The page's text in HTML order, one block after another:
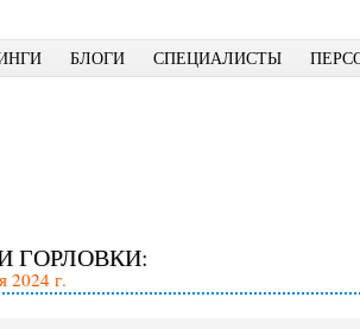
БЛОГИ СПЕЦИАЛИСТЫ
ГОРЛОВКИ:
2024 г.